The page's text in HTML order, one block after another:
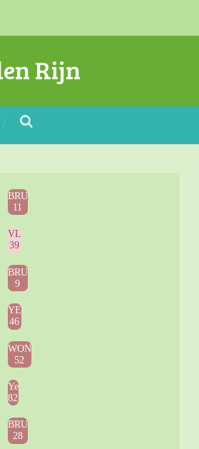
Rijn
BRU
11
VL
39
BRU
9
YE
46
WON
52
Ye
82
BRU
28